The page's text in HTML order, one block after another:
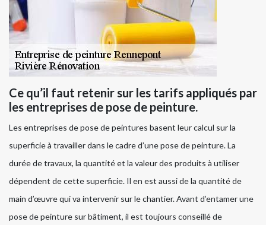
Ce qu’il faut retenir sur les tarifs appliqués par
les entreprises de pose de peinture.
Les entreprises de pose de peintures basent leur calcul sur la
superficie à travailler dans le cadre d’une pose de peinture. La
durée de travaux, la quantité et la valeur des produits à utiliser
dépendent de cette superficie. Il en est aussi de la quantité de
main d’œuvre qui va intervenir sur le chantier. Avant d’entamer une
pose de peinture sur bâtiment, il est toujours conseillé de